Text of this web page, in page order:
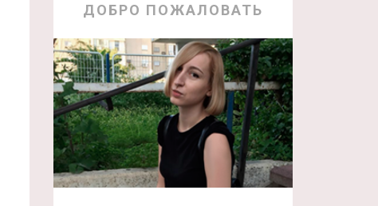
ДОБРО ПОЖАЛОВАТЬ